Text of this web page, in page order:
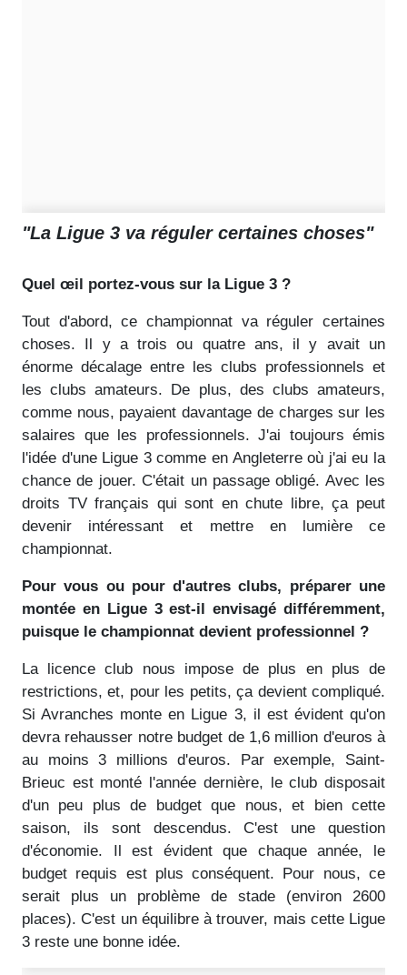
"La Ligue 3 va réguler certaines choses"
Quel œil portez-vous sur la Ligue 3 ?
Tout d'abord, ce championnat va réguler certaines
choses. Il y a trois ou quatre ans, il y avait un
énorme décalage entre les clubs professionnels et
les clubs amateurs. De plus, des clubs amateurs,
comme nous, payaient davantage de charges sur les
salaires que les professionnels. J'ai toujours émis
l'idée d'une Ligue 3 comme en Angleterre où j'ai eu la
chance de jouer. C'était un passage obligé. Avec les
droits TV français qui sont en chute libre, ça peut
devenir intéressant et mettre en lumière ce
championnat.
Pour vous ou pour d'autres clubs, préparer une
montée en Ligue 3 est-il envisagé différemment,
puisque le championnat devient professionnel ?
La licence club nous impose de plus en plus de
restrictions, et, pour les petits, ça devient compliqué.
Si Avranches monte en Ligue 3, il est évident qu'on
devra rehausser notre budget de 1,6 million d'euros à
au moins 3 millions d'euros. Par exemple, Saint-
Brieuc est monté l'année dernière, le club disposait
d'un peu plus de budget que nous, et bien cette
saison, ils sont descendus. C'est une question
d'économie. Il est évident que chaque année, le
budget requis est plus conséquent. Pour nous, ce
serait plus un problème de stade (environ 2600
places). C'est un équilibre à trouver, mais cette Ligue
3 reste une bonne idée.